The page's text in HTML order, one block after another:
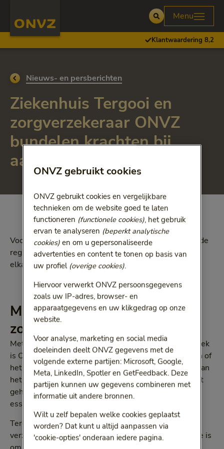
Open
Menu
Klantwaardering 8,2
Ga terug naar
Nieuws- en persberichten
Ziekenhuis Tergooi en
zorgverzekeraar ONVZ
bundelen krachten bij
aanbieden sneltesten
Voor ONVZ staat het voorop dat in deze coronacrisis de
reguliere gezondheidszorg en de coronazorg naast
elkaar zo goed mogelijk doorgang kunnen vinden.
Minder uitval van
zorgmedewerkers
Met ziekenhuis Tergooi in de regio Gooi en Vechtstreek
is ONVZ tot de afspraak gekomen om te onderzoeken of
het inzetten van sneltesten voor het zorgpersoneel van
het ziekenhuis leidt tot een snellere doorloop van het
gehele testproces, waardoor minder uitval van
essentiële zorgmedewerkers plaatsvindt.
Tergooi is gevestigd in een regio waar veel ONVZ-
verzekerden wonen, waardoor het een logische keuze is
ONVZ gebruikt cookies
ONVZ gebruikt cookies en vergelijkbare
technieken om de website goed te laten
functioneren (functionele cookies), het gebruik
ervan te analyseren (beperkt analytische
cookies)en om u gepersonaliseerde
advertenties en content te tonen op basis van
uw profiel (overige cookies).
Hiervoor verwerkt ONVZ persoonsgegevens
zoals uw IP-adres, browser- en
apparaatgegevens en uw klikgedrag op onze
website.
Voor analyse, marketing en social media
doeleinden deelt ONVZ gegevens met de
volgende externe partijen: Microsoft, Google,
Meta, LinkedIn, Spotler en GetFeedback. Deze
partijen kunnen uw gegevens combineren met
informatie uit andere bronnen.
Wilt u zelf bepalen welke cookies geplaatst
worden? Dat kunt u altijd aanpassen via
'cookie-opties' onderaan iedere pagina.